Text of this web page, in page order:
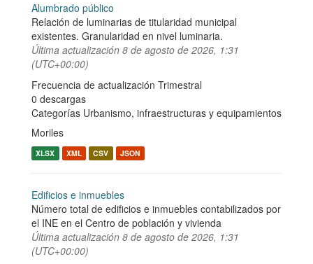
Alumbrado público
Relación de luminarias de titularidad municipal
existentes. Granularidad en nivel luminaria.
Última actualización 8 de agosto de 2026, 1:31
(UTC+00:00)
Frecuencia de actualización Trimestral
0 descargas
Categorías Urbanismo, infraestructuras y equipamientos
Moriles
XLSX XML CSV JSON
Edificios e inmuebles
Número total de edificios e inmuebles contabilizados por
el INE en el Centro de población y vivienda
Última actualización 8 de agosto de 2026, 1:31
(UTC+00:00)